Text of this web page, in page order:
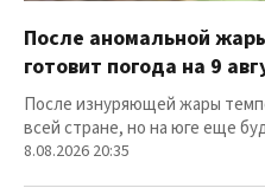
После аномальной
готовит погода на 9
После изнуряющей жары
всей стране, но на юге еще
8.08.2026 20:35